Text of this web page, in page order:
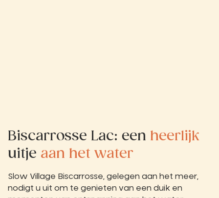
Biscarrosse Lac: een heerlijk
uitje aan het water
Slow Village Biscarrosse, gelegen aan het meer,
nodigt u uit om te genieten van een duik en